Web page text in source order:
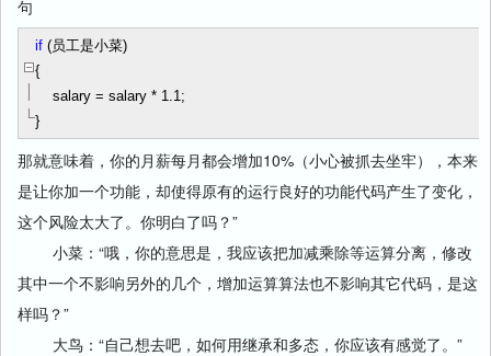
句
if (员工是小菜)
{
salary = salary * 1.1;
}
那就意味着，你的月薪每月都会增加10%（小心被抓去坐牢），本来
是让你加一个功能，却使得原有的运行良好的功能代码产生了变化，
这个风险太大了。你明白了吗？”
小菜：“哦，你的意思是，我应该把加减乘除等运算分离，修改
其中一个不影响另外的几个，增加运算算法也不影响其它代码，是这
样吗？”
大鸟：“自己想去吧，如何用继承和多态，你应该有感觉了。”